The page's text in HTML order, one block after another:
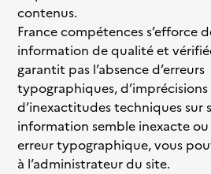
contenus.
France compétences s’efforce
information de qualité et
garantit pas l’absence d’erreurs
typographiques, d’imprécisions
d’inexactitudes techniques sur
information semble inexacte
erreur typographique, vous
à l’administrateur du site.